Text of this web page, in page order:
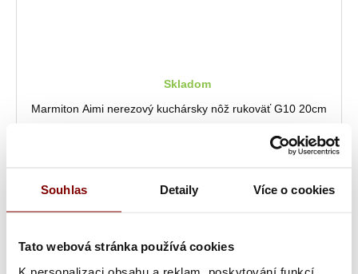
Souhlas Detaily Více o cookies
Tato webová stránka používá cookies
K personalizaci obsahu a reklam, poskytování funkcí
Skladom
Marmiton Aimi nerezový kuchársky nôž rukoväť G10 20cm